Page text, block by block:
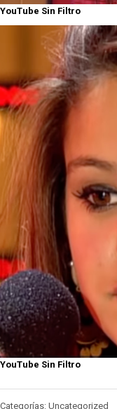
YouTube Sin Filtro
YouTube Sin Filtro
Categorías: Uncategorized